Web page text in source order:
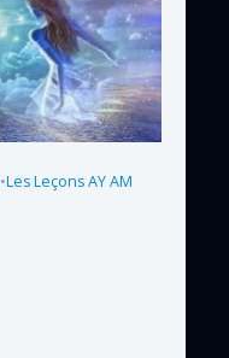
•Les Leçons AY AM